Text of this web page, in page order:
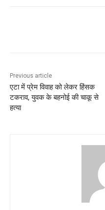
Previous article
एटा में प्रेम विवाह को लेकर हिंसक
टकराव, युवक के बहनोई की चाकू से
हत्या